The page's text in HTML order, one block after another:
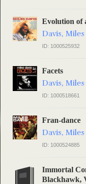
Evolution of
Davis, Miles
ID: 1000525932
Facets
Davis, Miles
ID: 1000518661
Fran-dance
Davis, Miles
ID: 1000524885
Immortal
Blackhawk,